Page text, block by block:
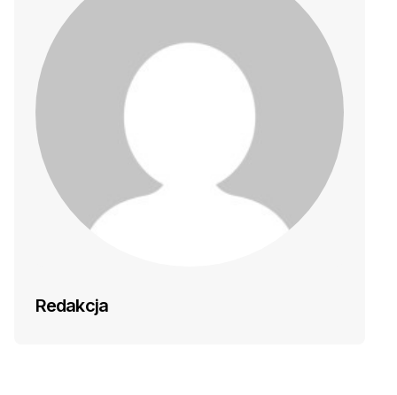
Redakcja